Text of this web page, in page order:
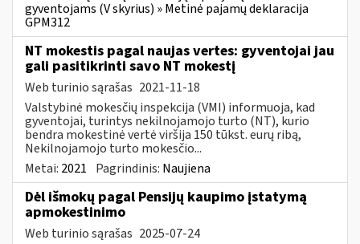
gyventojams (V skyrius) » Metinė pajamų deklaracija
GPM312
NT mokestis pagal naujas vertes: gyventojai jau
gali pasitikrinti savo NT mokestį
Web turinio sąrašas 2021-11-18
Valstybinė mokesčių inspekcija (VMI) informuoja, kad
gyventojai, turintys nekilnojamojo turto (NT), kurio
bendra mokestinė vertė viršija 150 tūkst. eurų ribą,
Nekilnojamojo turto mokesčio...
Metai: 2021 Pagrindinis: Naujiena
Dėl išmokų pagal Pensijų kaupimo įstatymą
apmokestinimo
Web turinio sąrašas 2025-07-24